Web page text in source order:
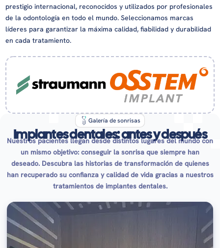
prestigio internacional, reconocidos y utilizados por profesionales
de la odontología en todo el mundo. Seleccionamos marcas
líderes para garantizar la máxima calidad, fiabilidad y durabilidad
en cada tratamiento.
Galería de sonrisas
Implantes dentales: antes y después
Nuestros pacientes llegan desde distintos lugares del mundo con
un mismo objetivo: conseguir la sonrisa que siempre han
deseado. Descubra las historias de transformación de quienes
han recuperado su confianza y calidad de vida gracias a nuestros
tratamientos de implantes dentales.